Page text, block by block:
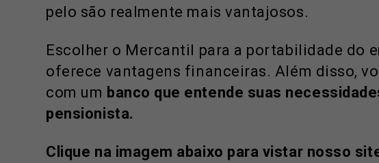
pelo são realmente mais vantajosos.
Escolher o Mercantil para a portabilidade do
oferece vantagens financeiras. Além disso,
com um banco que entende suas
pensionista.
Clique na imagem abaixo para vistar nosso